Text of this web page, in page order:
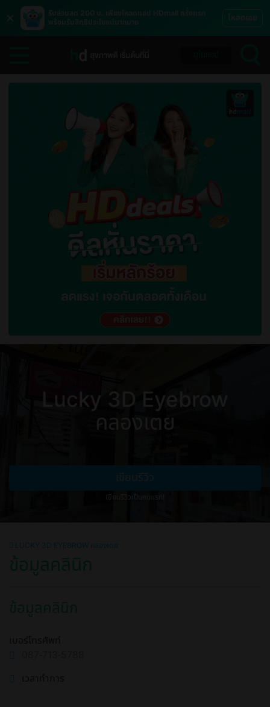
×
รับส่วนลด 200 บ. เพียงโหลดแอป HDmall ครั้งแรก
พร้อมรับสิทธิประโยชน์มากมาย
โหลดเลย
Lucky 3D Eyebrow
คลองเตย
เขียนรีวิว
LUCKY 3D EYEBROW คลองเตย
ข้อมูลคลินิก
ข้อมูลคลินิก